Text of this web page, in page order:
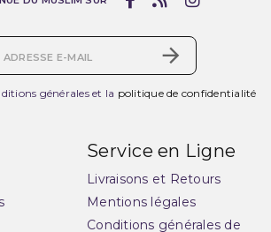
générales et la politique de confidentialité
Service en Ligne
Livraisons et Retours
Mentions légales
Conditions générales de